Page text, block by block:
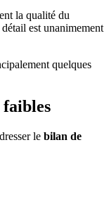
la qualité du
est unanimement
quelques
le bilan de